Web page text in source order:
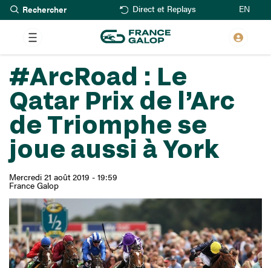
Aller
au
contenu
principal
Rechercher Direct et Replays EN
#ArcRoad : Le
Qatar Prix de l’Arc
de Triomphe se
joue aussi à York
Mercredi 21 août 2019 - 19:59
France Galop